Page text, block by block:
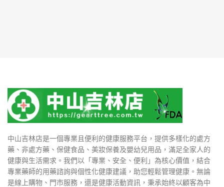
中山吉林店是一個專業且便利的健康服務平台，提供多樣化的處方
藥、非處方藥、保健食品、美妝保養及嬰幼兒用品，滿足全家人的
健康與生活需求。我們以「專業、安全、便利」為核心價值，結合
專業藥師的用藥諮詢與個性化健康建議，助您輕鬆管理健康。無論
是線上購物、門市服務，還是健康活動資訊，秉承始終以顧客為中